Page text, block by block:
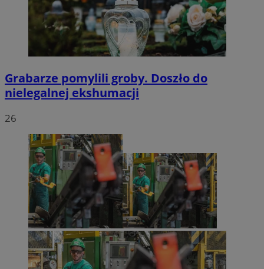
Grabarze pomylili groby. Doszło do
nielegalnej ekshumacji
26